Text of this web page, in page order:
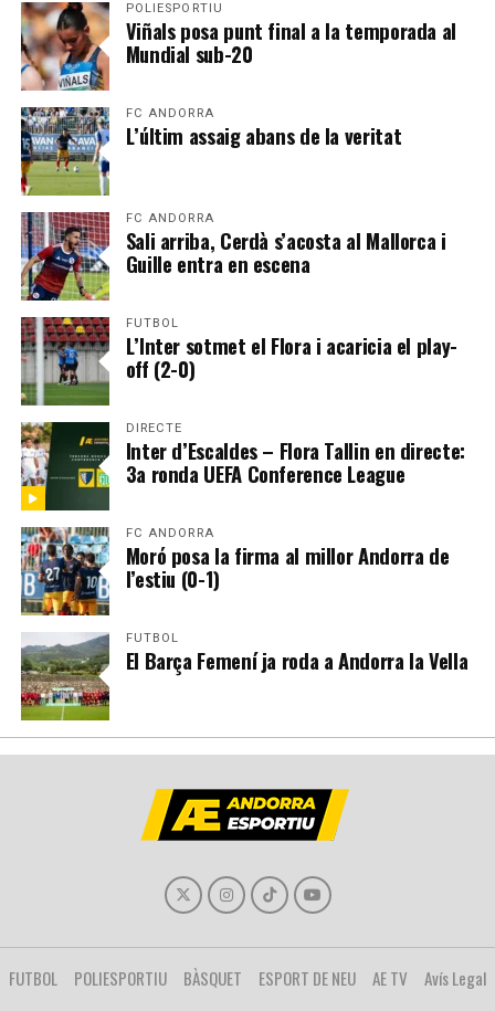
POLIESPORTIU
Viñals posa punt final a la temporada al
Mundial sub-20
FC ANDORRA
L’últim assaig abans de la veritat
FC ANDORRA
Sali arriba, Cerdà s’acosta al Mallorca i
Guille entra en escena
FUTBOL
L’Inter sotmet el Flora i acaricia el play-
off (2-0)
DIRECTE
Inter d’Escaldes – Flora Tallin en directe:
3a ronda UEFA Conference League
FC ANDORRA
Moró posa la firma al millor Andorra de
l’estiu (0-1)
FUTBOL
El Barça Femení ja roda a Andorra la Vella
FUTBOL POLIESPORTIU BÀSQUET ESPORT DE NEU AE TV Avís Legal